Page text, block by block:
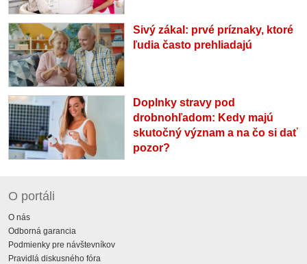
Sivý zákal: prvé príznaky, ktoré
ľudia často prehliadajú
Doplnky stravy pod
drobnohľadom: Kedy majú
skutočný význam a na čo si dať
pozor?
O portáli
O nás
Odborná garancia
Podmienky pre návštevníkov
Pravidlá diskusného fóra